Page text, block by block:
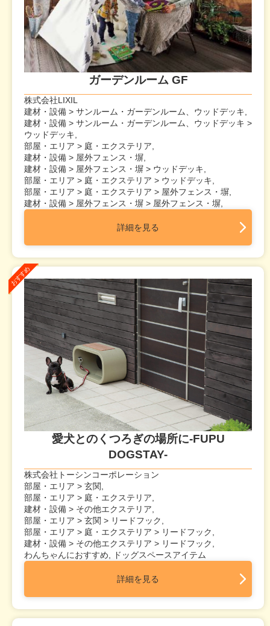
ガーデンルーム GF
株式会社LIXIL
建材・設備 > サンルーム・ガーデンルーム、ウッドデッキ,
建材・設備 > サンルーム・ガーデンルーム、ウッドデッキ >
ウッドデッキ,
部屋・エリア > 庭・エクステリア,
建材・設備 > 屋外フェンス・塀,
建材・設備 > 屋外フェンス・塀 > ウッドデッキ,
部屋・エリア > 庭・エクステリア > ウッドデッキ,
部屋・エリア > 庭・エクステリア > 屋外フェンス・塀,
建材・設備 > 屋外フェンス・塀 > 屋外フェンス・塀,
詳細を見る
愛犬とのくつろぎの場所に-FUPU
DOGSTAY-
株式会社トーシンコーポレーション
部屋・エリア > 玄関,
部屋・エリア > 庭・エクステリア,
建材・設備 > その他エクステリア,
部屋・エリア > 玄関 > リードフック,
部屋・エリア > 庭・エクステリア > リードフック,
建材・設備 > その他エクステリア > リードフック,
わんちゃんにおすすめ, ドッグスペースアイテム
詳細を見る